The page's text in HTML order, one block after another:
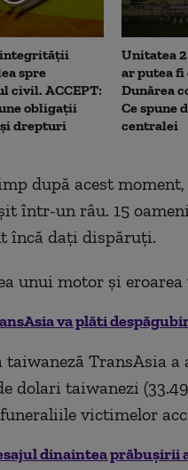
integrității
spre
civil. ACCEPT:
obligații
drepturi
Unitatea 2
ar putea fi
Dunărea
Ce spune
centralei
după acest
într-un râu. 15
încă daţi dispăruţi.
unui motor şi
va plăti
taiwaneză TransAsia
dolari taiwanezi
victimelor
dinaintea prăbușirii